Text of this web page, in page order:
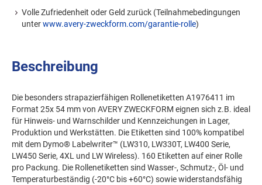
Volle Zufriedenheit oder Geld zurück (Teilnahmebedingungen
unterwww.avery-zweckform.com/garantie-rolle)
Beschreibung
Die besonders strapazierfähigen Rollenetiketten A1976411 im
Format 25x 54 mm von AVERY ZWECKFORM eignen sich z.B. ideal
für Hinweis- und Warnschilder und Kennzeichungen in Lager,
Produktion und Werkstätten. Die Etiketten sind 100% kompatibel
mit dem Dymo® Labelwriter™ (LW310, LW330T, LW400 Serie,
LW450 Serie, 4XL und LW Wireless). 160 Etiketten auf einer Rolle
pro Packung. Die Rollenetiketten sind Wasser-, Schmutz-, Öl- und
Temperaturbeständig (-20°C bis +60°C) sowie widerstandsfähig